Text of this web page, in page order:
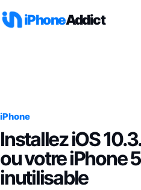
iPhoneAddict
iPhone
Installez iOS
ou votre iPhone
inutilisable